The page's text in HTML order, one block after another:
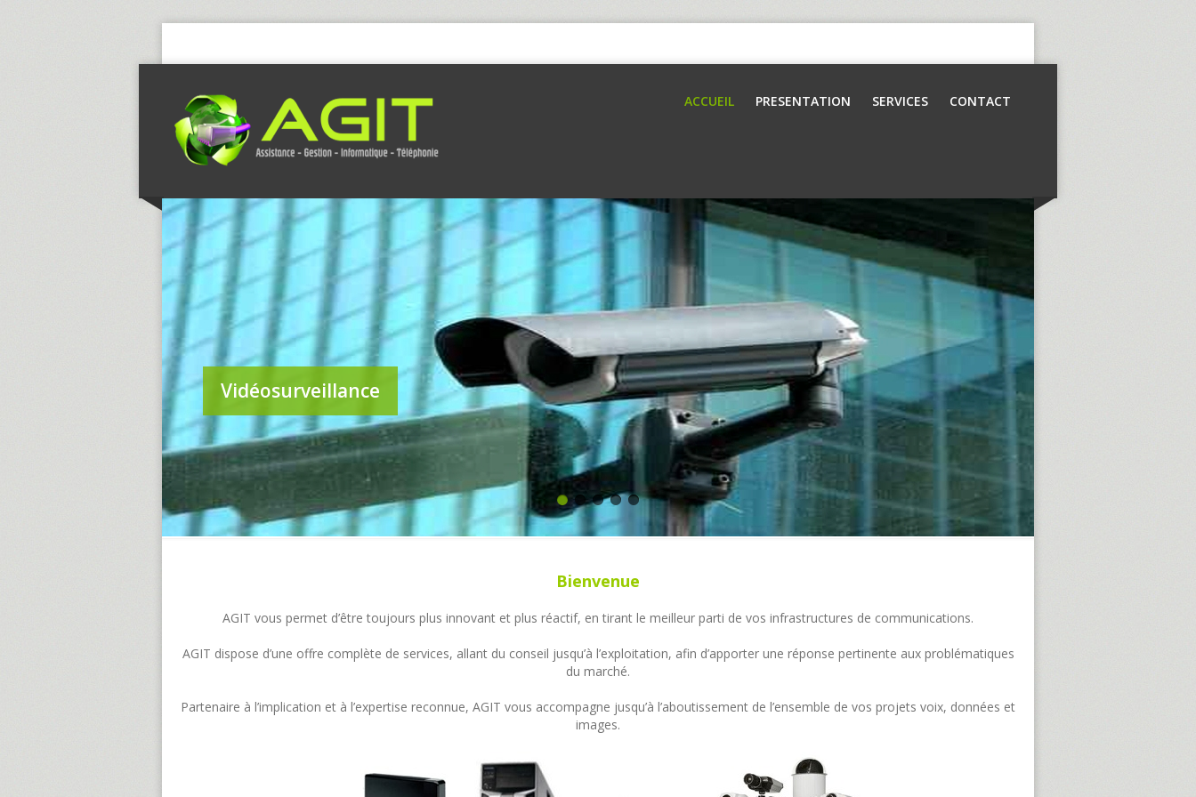
ACCUEIL PRESENTATION SERVICES CONTACT
Vidéosurveillance
Bienvenue
AGIT vous permet d’être toujours plus innovant et plus réactif, en tirant le meilleur parti de vos infrastructures de communications.
AGIT dispose d’une offre complète de services, allant du conseil jusqu’à l’exploitation, afin d’apporter une réponse pertinente aux problématiques
du marché.
Partenaire à l’implication et à l’expertise reconnue, AGIT vous accompagne jusqu’à l’aboutissement de l’ensemble de vos projets voix, données et
images.